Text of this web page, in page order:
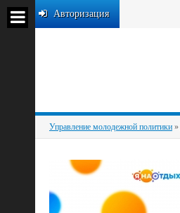
Авторизация
Управление молодежной политики »